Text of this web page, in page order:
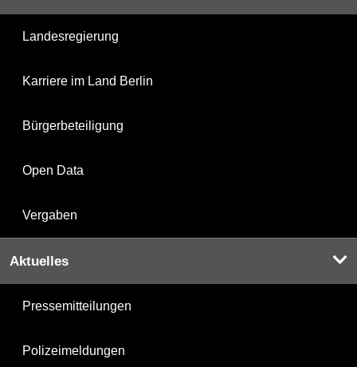
Landesregierung
Karriere im Land Berlin
Bürgerbeteiligung
Open Data
Vergaben
Aktuelles
Pressemitteilungen
Polizeimeldungen